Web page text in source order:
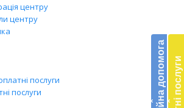
центру
центру
послуги
послуги
‹ ‹